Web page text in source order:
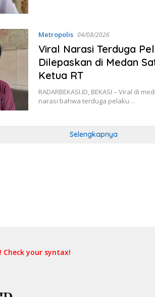
Metropolis 04/08/2026
Viral Narasi Terduga
Dilepaskan di Medan
Ketua RT
RADARBEKASI.ID, BEKASI – Viral di
narasi bahwa terduga pelaku…
Selengkapnya
Check your syntax!